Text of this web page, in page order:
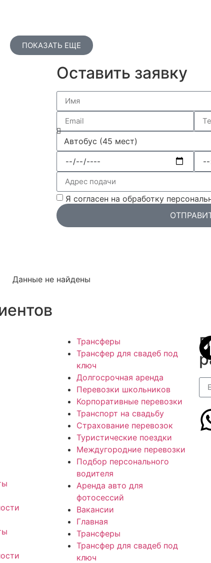
ПОКАЗАТЬ ЕЩЕ
Оставить заявку
Я согласен на обработку
Данные не найдены
Трансферы
Трансфер для свадеб под
ключ
Долгосрочная аренда
Перевозки школьников
Корпоративные перевозки
Транспорт на свадьбу
Страхование перевозок
Туристические поездки
Междугородние перевозки
Подбор персонального
водителя
Аренда авто для
фотосессий
Вакансии
Главная
Трансферы
Трансфер для свадеб под
ключ